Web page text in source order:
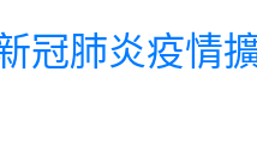
冠肺炎疫情